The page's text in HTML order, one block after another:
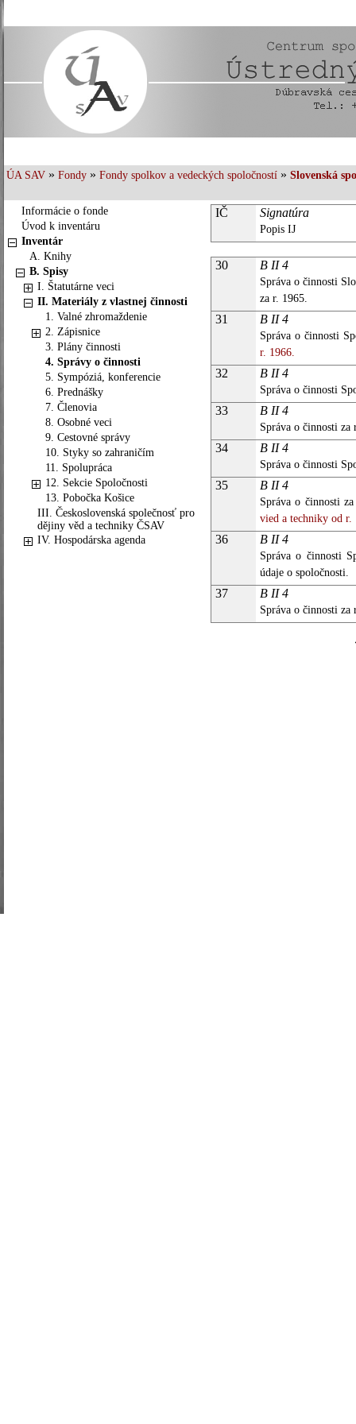
ÚA SAV » Fondy » Fondy spolkov a vedeckých spoločností » Slovenská
Informácie o fonde
Úvod k inventáru
Inventár
A. Knihy
B. Spisy
I. Štatutárne veci
II. Materiály z vlastnej činnosti
1. Valné zhromaždenie
2. Zápisnice
3. Plány činnosti
4. Správy o činnosti
5. Sympóziá, konferencie
6. Prednášky
7. Členovia
8. Osobné veci
9. Cestovné správy
10. Styky so zahraničím
11. Spolupráca
12. Sekcie Spoločnosti
13. Pobočka Košice
III. Československá společnosť pro
dějiny věd a techniky ČSAV
IV. Hospodárska agenda
IČ Signatúra
Popis IJ
30 B II 4
Správa o činnosti
za r. 1965.
31 B II 4
Správa o činnosti
r. 1966.
32 B II 4
Správa o činnosti
33 B II 4
Správa o činnosti za
34 B II 4
Správa o činnosti
35 B II 4
Správa o činnosti
vied a techniky od r.
36 B II 4
Správa o činnosti
údaje o spoločnosti.
37 B II 4
Správa o činnosti za